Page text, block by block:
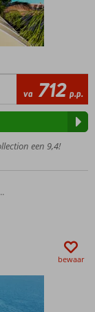
va 712 p.p.
een 9,4!
bewaar